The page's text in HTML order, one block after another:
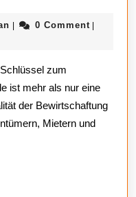
Taimurkhan
0 Comment
zum
ist mehr als nur eine
der Bewirtschaftung
Mietern und